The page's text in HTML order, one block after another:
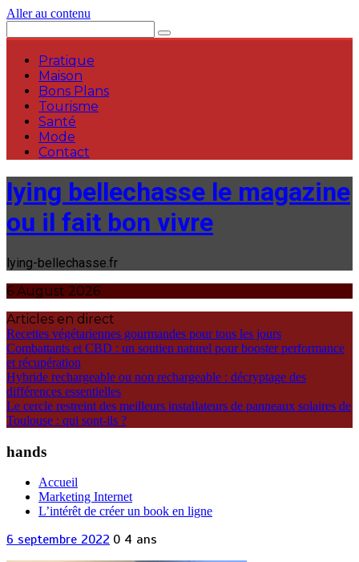
Aller au contenu
Pratique
Maison
Bons Plans
Tourisme
Santé
Mode
Contact
lying bellechasse le magazine
ou il fait bon vivre
lying-bellechasse.fr
6 August 2026
Articles en direct
Recettes végétariennes gourmandes pour tous les jours
Combattants et CBD : un soutien naturel pour booster performance
et récupération
Hybride rechargeable ou non rechargeable : décryptage des
différences essentielles
Le cercle restreint des meilleurs installateurs de panneaux solaires de
Toulouse : qui sont-ils ?
hands
Accueil
Marketing Internet
L’intérêt de créer un book en ligne
6 septembre 2022 0 4 ans